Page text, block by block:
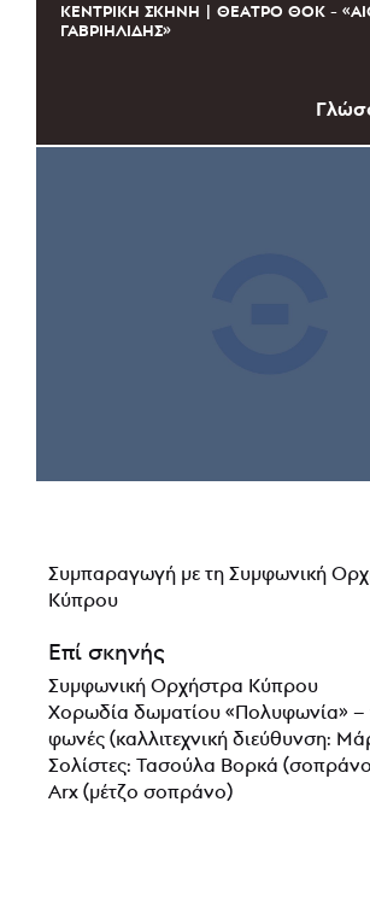
ΚΕΝΤΡΙΚΉ ΣΚΗΝΉ
ΘΈΑΤΡΟ ΘΟΚ -
ΓΑΒΡΙΗΛΊΔΗΣ»
Συμπαραγωγή με τη Συμφωνική
Κύπρου
Επί σκηνής
Συμφωνική Ορχήστρα Κύπρου
Χορωδία δωματίου «Πολυφωνία» –
φωνές (καλλιτεχνική διεύθυνση:
Σολίστες: Τασούλα Βορκά
Arx (μέτζο σοπράνο)